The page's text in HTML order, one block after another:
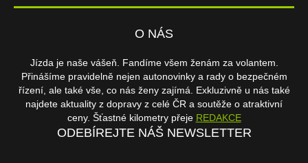
O NÁS
Jízda je naše vášeň. Fandíme všem ženám za volantem.
Přinášíme pravidelně nejen autonovinky a rady o bezpečném
řízení, ale také vše, co nás ženy zajímá. Exkluzivně u nás také
najdete aktuality z dopravy z celé ČR a soutěže o atraktivní
ceny. Šťastné kilometry přeje REDAKCE
ODEBÍREJTE NÁŠ NEWSLETTER